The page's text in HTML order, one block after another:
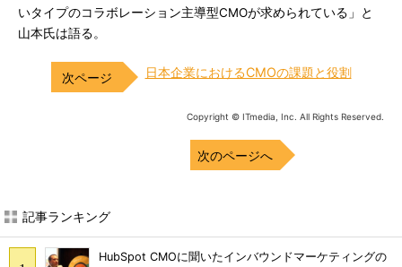
いタイプのコラボレーション主導型CMOが求められている」と
山本氏は語る。
日本企業におけるCMOの課題と役割
Copyright © ITmedia, Inc. All Rights Reserved.
次のページへ
記事ランキング
HubSpot CMOに聞いたインバウンドマーケティングの